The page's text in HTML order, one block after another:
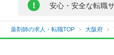
! 安心・安全な転職
薬剤師の求人・転職TOP 大阪府